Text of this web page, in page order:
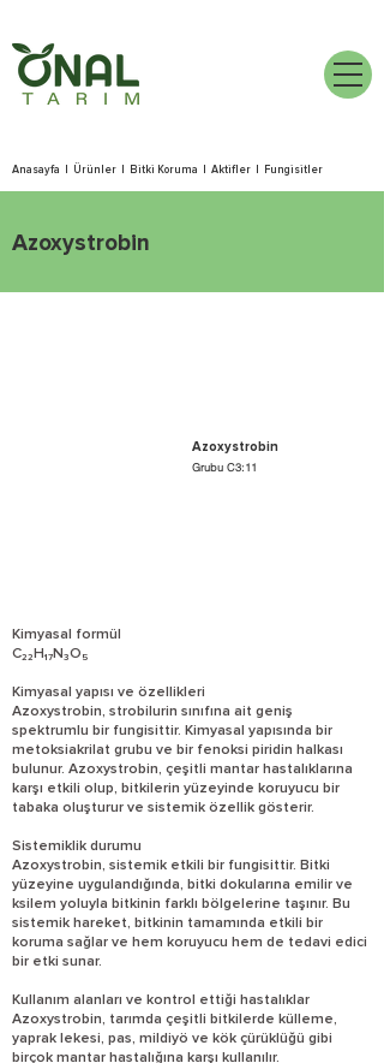
Anasayfa Ürünler Bitki Koruma Aktifler Fungisitler
Azoxystrobin
Azoxystrobin
Grubu C3:11
Kimyasal formül
C₂₂H₁₇N₃O₅
Kimyasal yapısı ve özellikleri
Azoxystrobin, strobilurin sınıfına ait geniş
spektrumlu bir fungisittir. Kimyasal yapısında bir
metoksiakrilat grubu ve bir fenoksi piridin halkası
bulunur. Azoxystrobin, çeşitli mantar hastalıklarına
karşı etkili olup, bitkilerin yüzeyinde koruyucu bir
tabaka oluşturur ve sistemik özellik gösterir.
Sistemiklik durumu
Azoxystrobin, sistemik etkili bir fungisittir. Bitki
yüzeyine uygulandığında, bitki dokularına emilir ve
ksilem yoluyla bitkinin farklı bölgelerine taşınır. Bu
sistemik hareket, bitkinin tamamında etkili bir
koruma sağlar ve hem koruyucu hem de tedavi edici
bir etki sunar.
Kullanım alanları ve kontrol ettiği hastalıklar
Azoxystrobin, tarımda çeşitli bitkilerde külleme,
yaprak lekesi, pas, mildiyö ve kök çürüklüğü gibi
birçok mantar hastalığına karşı kullanılır.